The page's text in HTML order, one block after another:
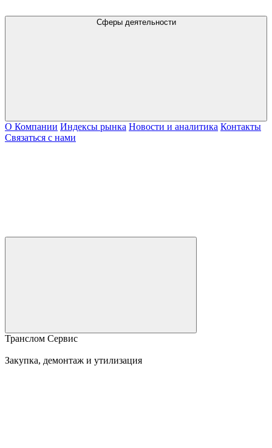
Сферы деятельности
О Компании Индексы рынка Новости и аналитика Контакты
Связаться с нами
Транслом Сервис
Закупка, демонтаж и утилизация